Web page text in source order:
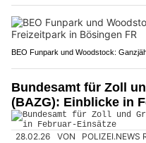
BEO Funpark und Woodstock:
Bundesamt für Zoll
(BAZG): Einblicke in
28.02.26 VON POLIZEI.NEWS